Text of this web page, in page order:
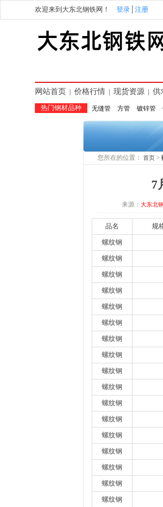
欢迎来到大东北钢铁网！ 登录 注册
网站首页 价格行情 现货资源 供
热门钢材品种 无缝管 方管 镀锌管
您所在的位置： 首页 >
7
来源： 大东北
品名 规
螺纹钢
螺纹钢
螺纹钢
螺纹钢
螺纹钢
螺纹钢
螺纹钢
螺纹钢
螺纹钢
螺纹钢
螺纹钢
螺纹钢
螺纹钢
螺纹钢
螺纹钢
螺纹钢
螺纹钢